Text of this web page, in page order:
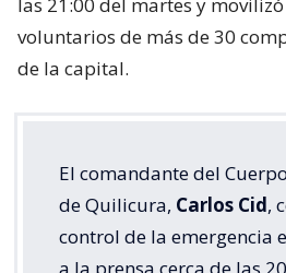
las 21:00 del martes y
voluntarios de más de 30
de la capital.
El comandante del
de Quilicura, Carlos Cid,
control de la emergencia